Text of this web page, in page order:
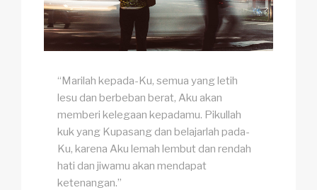
“Marilah kepada-Ku, semua yang letih
lesu dan berbeban berat, Aku akan
memberi kelegaan kepadamu. Pikullah
kuk yang Kupasang dan belajarlah pada-
Ku, karena Aku lemah lembut dan rendah
hati dan jiwamu akan mendapat
ketenangan.”